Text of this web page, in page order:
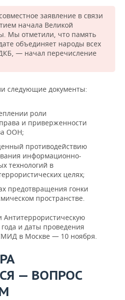
заявление в связи
начала Великой
Мы отметили, что память
объединяет народы всех
— начал перечисление
следующие документы:
роли
и приверженности
ООН;
противодействию
информационно-
технологий в
целях;
предотвращения гонки
пространстве.
Антитеррористическую
и даты проведения
в Москве — 10 ноября.
— ВОПРОС